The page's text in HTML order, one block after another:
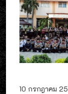
10 กรกฎาคม